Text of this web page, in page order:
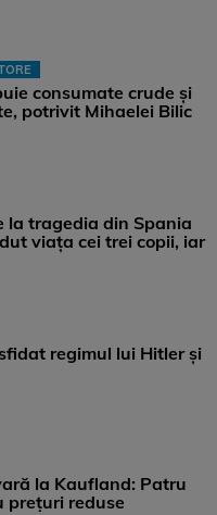
consumate crude și
potrivit Mihaelei Bilic
la tragedia din Spania
viața cei trei copii, iar
regimul lui Hitler și
la Kaufland: Patru
prețuri reduse